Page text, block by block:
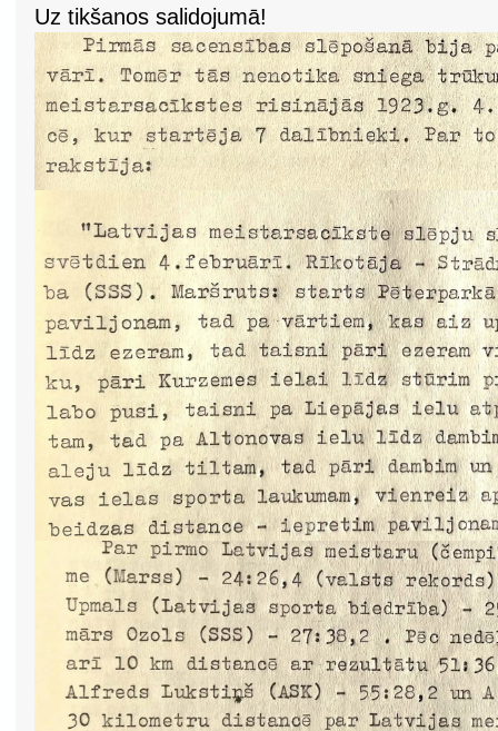
Uz tikšanos salidojumā!